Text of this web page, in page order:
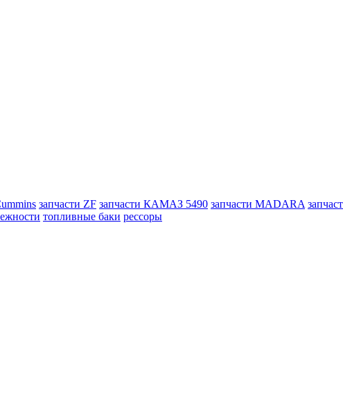
запчасти ZF запчасти КАМАЗ 5490 запчасти MADARA
топливные баки рессоры